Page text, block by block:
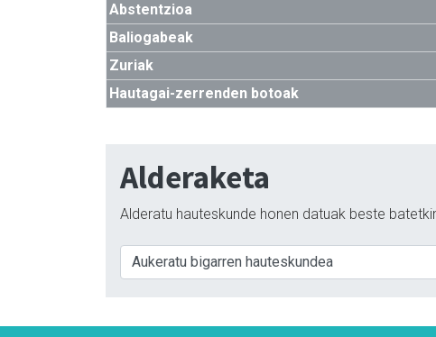
Abstentzioa
Baliogabeak
Zuriak
Hautagai-zerrenden botoak
Alderaketa
Alderatu hauteskunde honen datuak beste